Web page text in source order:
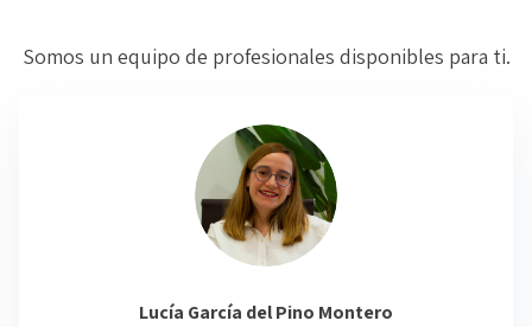
Somos un equipo de profesionales disponibles para ti.
Lucía García del Pino Montero